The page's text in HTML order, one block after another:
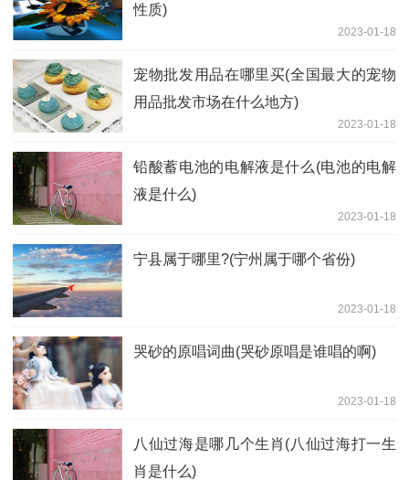
性质)
2023-01-18
宠物批发用品在哪里买(全国最大的宠物
用品批发市场在什么地方)
2023-01-18
铅酸蓄电池的电解液是什么(电池的电解
液是什么)
2023-01-18
宁县属于哪里?(宁州属于哪个省份)
2023-01-18
哭砂的原唱词曲(哭砂原唱是谁唱的啊)
2023-01-18
八仙过海是哪几个生肖(八仙过海打一生
肖是什么)